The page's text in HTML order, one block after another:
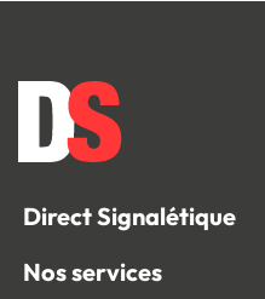
Direct Signalétique
Nos services